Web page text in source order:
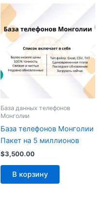
База данных телефонов
Монголии
База телефонов Монголии
Пакет на 5 миллионов
$3,500.00
В корзину